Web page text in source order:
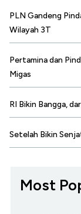
PLN Gandeng
Wilayah 3T
Pertamina dan
Migas
RI Bikin Bangga,
Setelah Bikin
Most